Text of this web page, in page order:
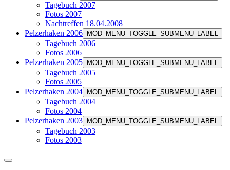
Tagebuch 2007
Fotos 2007
Nachtreffen 18.04.2008
Pelzerhaken 2006
MOD_MENU_TOGGLE_SUBMENU_LABEL
Tagebuch 2006
Fotos 2006
Pelzerhaken 2005
MOD_MENU_TOGGLE_SUBMENU_LABEL
Tagebuch 2005
Fotos 2005
Pelzerhaken 2004
MOD_MENU_TOGGLE_SUBMENU_LABEL
Tagebuch 2004
Fotos 2004
Pelzerhaken 2003
MOD_MENU_TOGGLE_SUBMENU_LABEL
Tagebuch 2003
Fotos 2003